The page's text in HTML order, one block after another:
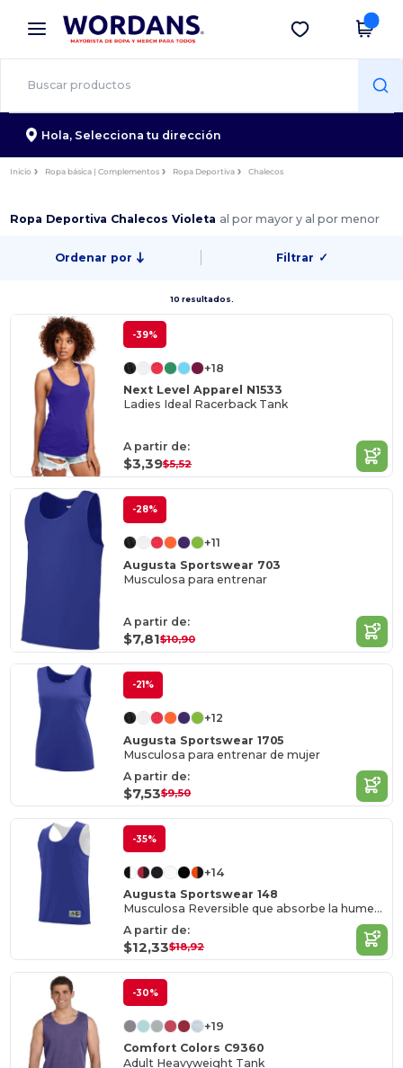
× App de Wordans
¡Mejores precios en app!
Descargar app
Hola, Selecciona tu dirección
Inicio Ropa básica | Complementos Ropa Deportiva Chalecos
Ropa Deportiva Chalecos Violeta al por mayor y al por menor
Ordenar por Filtrar ✓
10 resultados.
-39%
+18
Next Level Apparel N1533
Ladies Ideal Racerback Tank
A partir de:
$3,39$5,52
-28%
+11
Augusta Sportswear 703
Musculosa para entrenar
A partir de:
$7,81$10,90
-21%
+12
Augusta Sportswear 1705
Musculosa para entrenar de mujer
A partir de:
$7,53$9,50
-35%
+14
Augusta Sportswear 148
Musculosa Reversible que absorbe la humedad
A partir de:
$12,33$18,92
-30%
+19
Comfort Colors C9360
Adult Heavyweight Tank